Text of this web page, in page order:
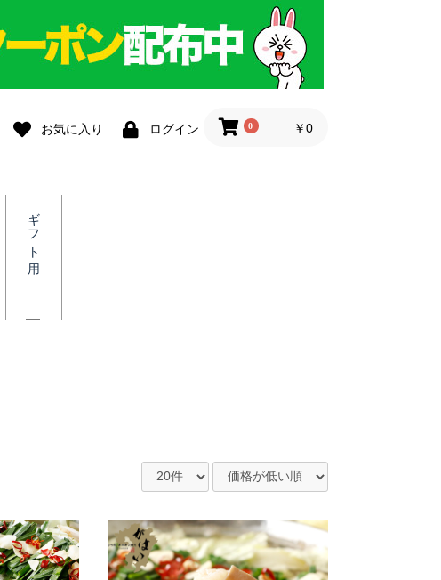
お気に入り ログイン 0 ￥0
ギフト用